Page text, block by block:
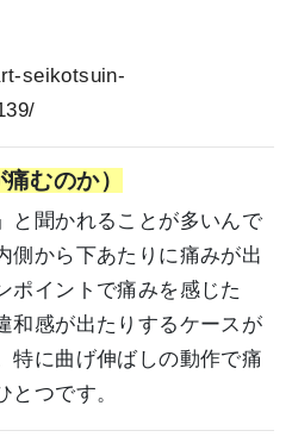
seikotsuin-
むのか）
と聞かれることが多いんで
側から下あたりに痛みが出
ポイントで痛みを感じた
和感が出たりするケースが
特に曲げ伸ばしの動作で痛
つです。